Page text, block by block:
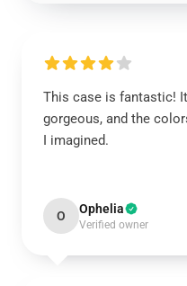
This case is fantastic!
gorgeous, and the
I imagined.
O Ophelia
Verified owner